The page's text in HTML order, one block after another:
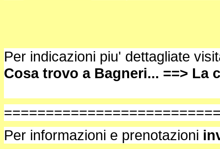
Per indicazioni piu' dettagliate
Cosa trovo a Bagneri... ==>
Per informazioni e prenotazioni